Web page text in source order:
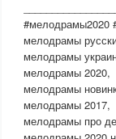
#мелодрамы2020
мелодрамы
мелодрамы
мелодрамы 2020,
мелодрамы
мелодрамы 2017,
мелодрамы про